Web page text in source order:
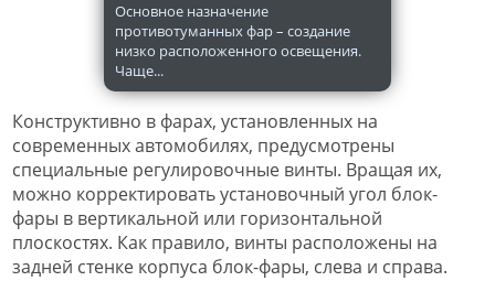
Основное назначение
противотуманных фар – создание
низко расположенного освещения.
Чаще...
Конструктивно в фарах, установленных на
современных автомобилях, предусмотрены
специальные регулировочные винты. Вращая их,
можно корректировать установочный угол блок-
фары в вертикальной или горизонтальной
плоскостях. Как правило, винты расположены на
задней стенке корпуса блок-фары, слева и справа.